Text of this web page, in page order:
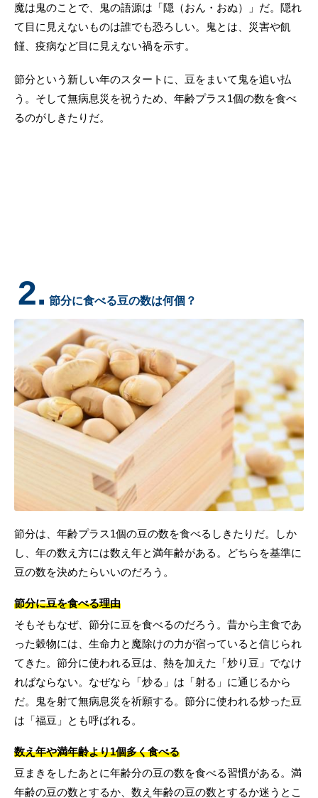
魔は鬼のことで、鬼の語源は「隠（おん・おぬ）」だ。隠れ
て目に見えないものは誰でも恐ろしい。鬼とは、災害や飢
饉、疫病など目に見えない禍を示す。
節分という新しい年のスタートに、豆をまいて鬼を追い払
う。そして無病息災を祝うため、年齢プラス1個の数を食べ
るのがしきたりだ。
2. 節分に食べる豆の数は何個？
節分は、年齢プラス1個の豆の数を食べるしきたりだ。しか
し、年の数え方には数え年と満年齢がある。どちらを基準に
豆の数を決めたらいいのだろう。
節分に豆を食べる理由
そもそもなぜ、節分に豆を食べるのだろう。昔から主食であ
った穀物には、生命力と魔除けの力が宿っていると信じられ
てきた。節分に使われる豆は、熱を加えた「炒り豆」でなけ
ればならない。なぜなら「炒る」は「射る」に通じるから
だ。鬼を射て無病息災を祈願する。節分に使われる炒った豆
は「福豆」とも呼ばれる。
数え年や満年齢より1個多く食べる
豆まきをしたあとに年齢分の豆の数を食べる習慣がある。満
年齢の豆の数とするか、数え年齢の豆の数とするか迷うとこ